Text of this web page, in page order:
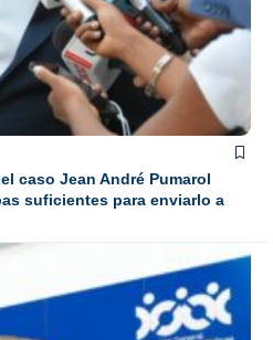
caso Jean André Pumarol
suficientes para enviarlo a